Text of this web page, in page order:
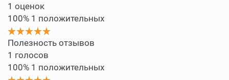
1 оценок
100% 1 положительных
Полезность отзывов
1 голосов
100% 1 положительных